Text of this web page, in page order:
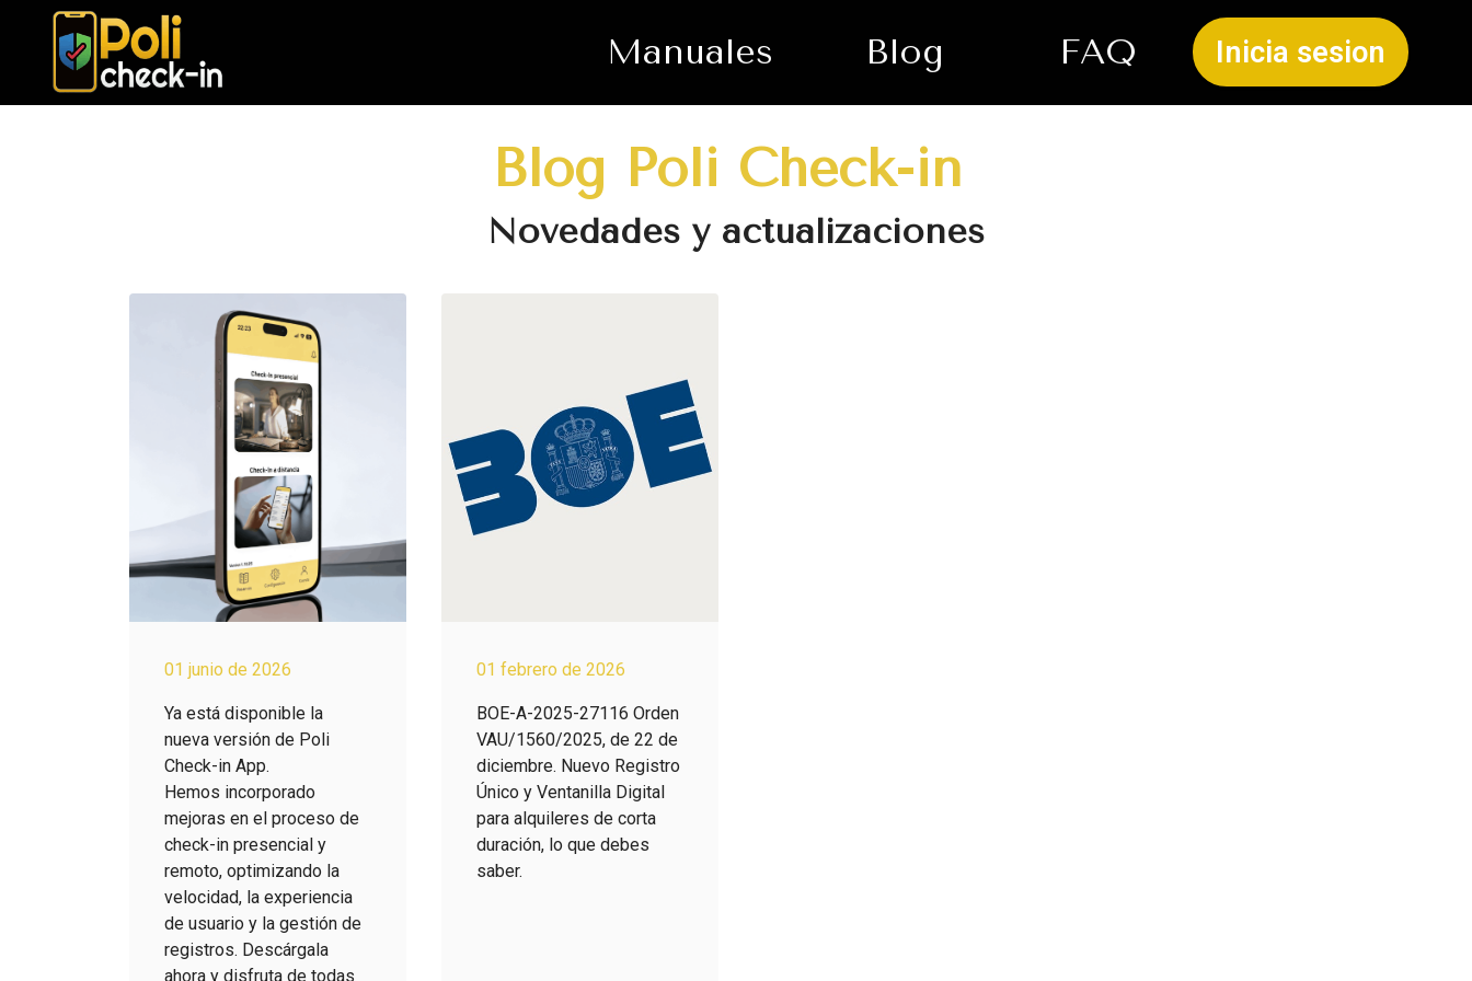
Manuales Blog FAQ Inicia sesion
Blog Poli Check-in
Novedades y actualizaciones
01 junio de 2026
Ya está disponible la
nueva versión de Poli
Check-in App.
Hemos incorporado
mejoras en el proceso de
check-in presencial y
remoto, optimizando la
velocidad, la experiencia
de usuario y la gestión de
registros. Descárgala
ahora y disfruta de todas
01 febrero de 2026
BOE-A-2025-27116 Orden
VAU/1560/2025, de 22 de
diciembre. Nuevo Registro
Único y Ventanilla Digital
para alquileres de corta
duración, lo que debes
saber.